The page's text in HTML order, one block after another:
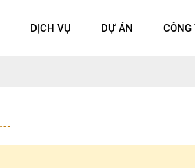
DỊCH VỤ DỰ ÁN CÔNG